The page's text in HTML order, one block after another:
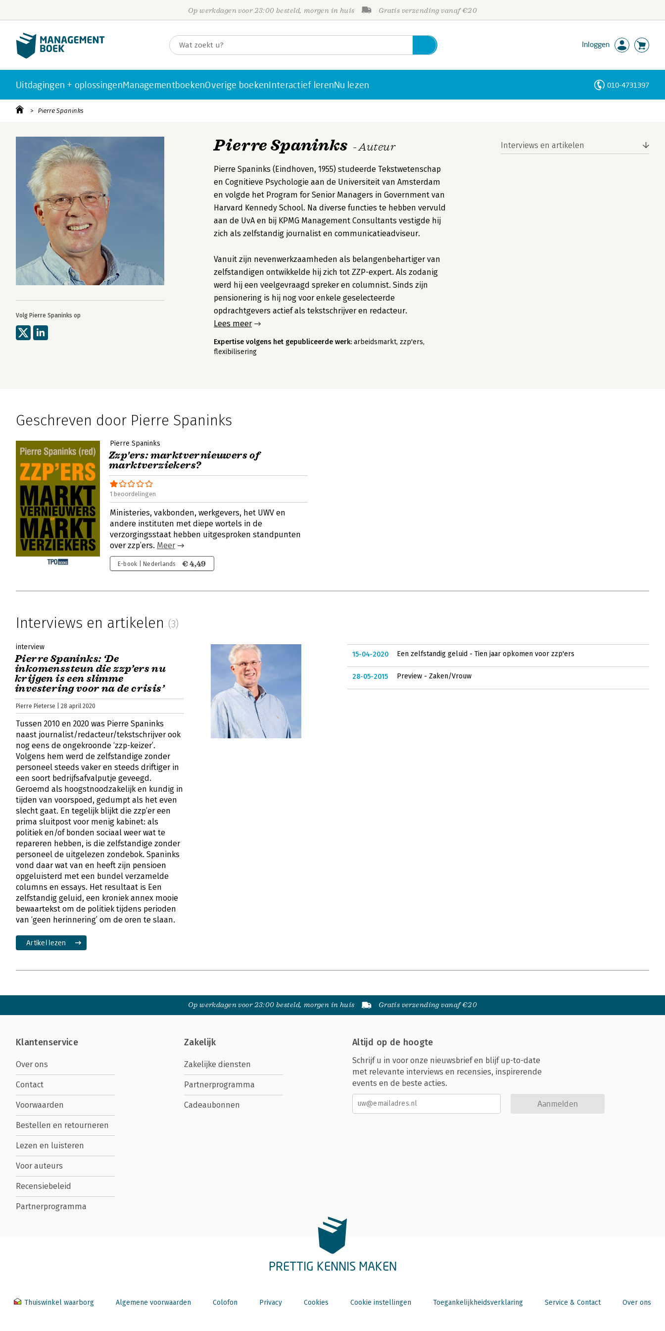
Op werkdagen voor 23:00 besteld, morgen in huis Gratis verzending vanaf €20
Inloggen
Uitdagingen + oplossingenManagementboekenOverige boekenInteractief lerenNu lezen 010-4731397
Pierre Spaninks
Volg Pierre Spaninks op
Pierre Spaninks - Auteur
Pierre Spaninks (Eindhoven, 1955) studeerde Tekstwetenschap
en Cognitieve Psychologie aan de Universiteit van Amsterdam
en volgde het Program for Senior Managers in Government van
Harvard Kennedy School. Na diverse functies te hebben vervuld
aan de UvA en bij KPMG Management Consultants vestigde hij
zich als zelfstandig journalist en communicatieadviseur.
Vanuit zijn nevenwerkzaamheden als belangenbehartiger van
zelfstandigen ontwikkelde hij zich tot ZZP-expert. Als zodanig
werd hij een veelgevraagd spreker en columnist. Sinds zijn
pensionering is hij nog voor enkele geselecteerde
opdrachtgevers actief als tekstschrijver en redacteur.
Lees meer
Expertise volgens het gepubliceerde werk: arbeidsmarkt, zzp'ers,
flexibilisering
Interviews en artikelen
Geschreven door Pierre Spaninks
Pierre Spaninks
Zzp'ers: marktvernieuwers of
marktverziekers?
1 beoordelingen
Ministeries, vakbonden, werkgevers, het UWV en
andere instituten met diepe wortels in de
verzorgingsstaat hebben uitgesproken standpunten
over zzp’ers. Meer
E-book | Nederlands € 4,49
Interviews en artikelen (3)
interview
Pierre Spaninks: ‘De
inkomenssteun die zzp’ers nu
krijgen is een slimme
investering voor na de crisis’
Pierre Pieterse | 28 april 2020
Tussen 2010 en 2020 was Pierre Spaninks
naast journalist/redacteur/tekstschrijver ook
nog eens de ongekroonde ‘zzp-keizer’.
Volgens hem werd de zelfstandige zonder
personeel steeds vaker en steeds driftiger in
een soort bedrijfsafvalputje geveegd.
Geroemd als hoogstnoodzakelijk en kundig in
tijden van voorspoed, gedumpt als het even
slecht gaat. En tegelijk blijkt die zzp’er een
prima sluitpost voor menig kabinet: als
politiek en/of bonden sociaal weer wat te
repareren hebben, is die zelfstandige zonder
personeel de uitgelezen zondebok. Spaninks
vond daar wat van en heeft zijn pensioen
opgeluisterd met een bundel verzamelde
columns en essays. Het resultaat is Een
zelfstandig geluid, een kroniek annex mooie
bewaartekst om de politiek tijdens perioden
van ‘geen herinnering’ om de oren te slaan.
Artikel lezen
15-04-2020 Een zelfstandig geluid - Tien jaar opkomen voor zzp'ers
28-05-2015 Preview - Zaken/Vrouw
Op werkdagen voor 23:00 besteld, morgen in huis Gratis verzending vanaf €20
Klantenservice
Over ons
Contact
Voorwaarden
Bestellen en retourneren
Lezen en luisteren
Voor auteurs
Recensiebeleid
Partnerprogramma
Zakelijk
Zakelijke diensten
Partnerprogramma
Cadeaubonnen
Altijd op de hoogte
Schrijf u in voor onze nieuwsbrief en blijf up-to-date
met relevante interviews en recensies, inspirerende
events en de beste acties.
Aanmelden
PRETTIG KENNIS MAKEN
Thuiswinkel waarborg Algemene voorwaarden Colofon Privacy Cookies Cookie instellingen Toegankelijkheidsverklaring Service & Contact Over ons
Personen